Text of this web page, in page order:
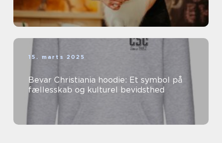
15. marts 2025
Bevar Christiania hoodie: Et symbol på
fællesskab og kulturel bevidsthed